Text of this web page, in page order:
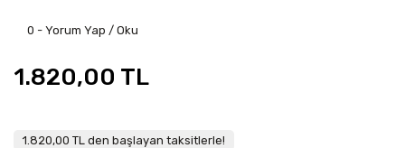
0 - Yorum Yap / Oku
1.820,00 TL
1.820,00 TL den başlayan taksitlerle!